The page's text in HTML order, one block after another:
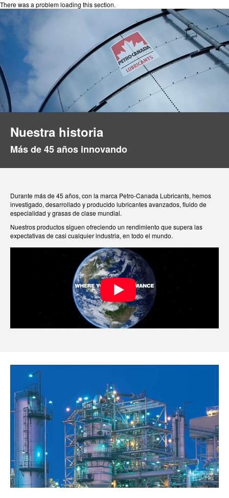
There was a problem loading this section.
Nuestra historia
Más de 45 años innovando
Durante más de 45 años, con la marca Petro-Canada Lubricants, hemos
investigado, desarrollado y producido lubricantes avanzados, fluido de
especialidad y grasas de clase mundial.
Nuestros productos siguen ofreciendo un rendimiento que supera las
expectativas de casi cualquier industria, en todo el mundo.